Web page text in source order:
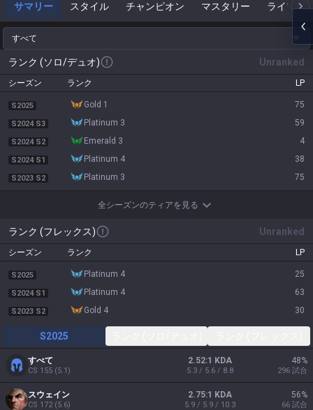
サマリー スタイル チャンピオン マスタリー ライブゲ
すべて
ランク (ソロ/デュオ) Unranked
シーズン ランク LP
S2025 gold 1 75
S2024 S3 platinum 3 59
S2024 S2 emerald 3 4
S2024 S1 platinum 4 38
S2023 S2 platinum 3 75
全シーズンのティアを見る
ランク (フレックス) Unranked
シーズン ランク LP
S2025 platinum 4 25
S2024 S1 platinum 4 63
S2023 S2 gold 4 30
S2025
すべて
CS 155 (5.1)
2.52:1 KDA
5.3 / 5.6 / 8.8
48%
296 試合
スウェイン
CS 172(5.6)
2.75:1 KDA
5.9 / 5.9 / 10.3
56%
66 試合